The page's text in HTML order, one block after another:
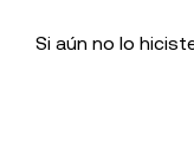
Si aún no lo